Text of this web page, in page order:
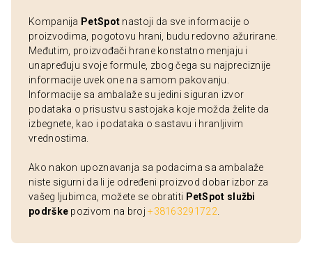
Kompanija PetSpot nastoji da sve informacije o
proizvodima, pogotovu hrani, budu redovno ažurirane.
Međutim, proizvođači hrane konstatno menjaju i
unapređuju svoje formule, zbog čega su najpreciznije
informacije uvek one na samom pakovanju.
Informacije sa ambalaže su jedini siguran izvor
podataka o prisustvu sastojaka koje možda želite da
izbegnete, kao i podataka o sastavu i hranljivim
vrednostima.
Ako nakon upoznavanja sa podacima sa ambalaže
niste sigurni da li je određeni proizvod dobar izbor za
vašeg ljubimca, možete se obratiti PetSpot službi
podrške pozivom na broj+38163291722